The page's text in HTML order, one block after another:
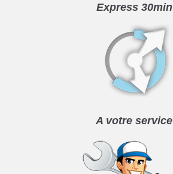
Express 30min
A votre service